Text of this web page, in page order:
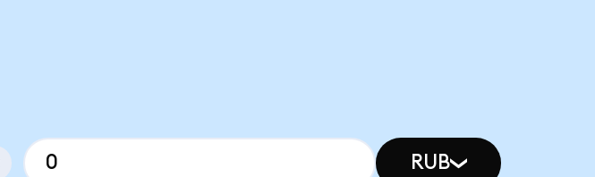
RUB